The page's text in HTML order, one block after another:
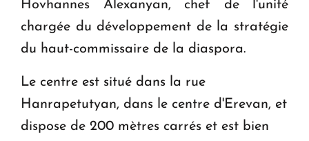
Hovhannes Alexanyan, chef de l'unité
chargée du développement de la stratégie
du haut-commissaire de la diaspora.
Le centre est situé dans la rue
Hanrapetutyan, dans le centre d'Erevan, et
dispose de 200 mètres carrés et est bien